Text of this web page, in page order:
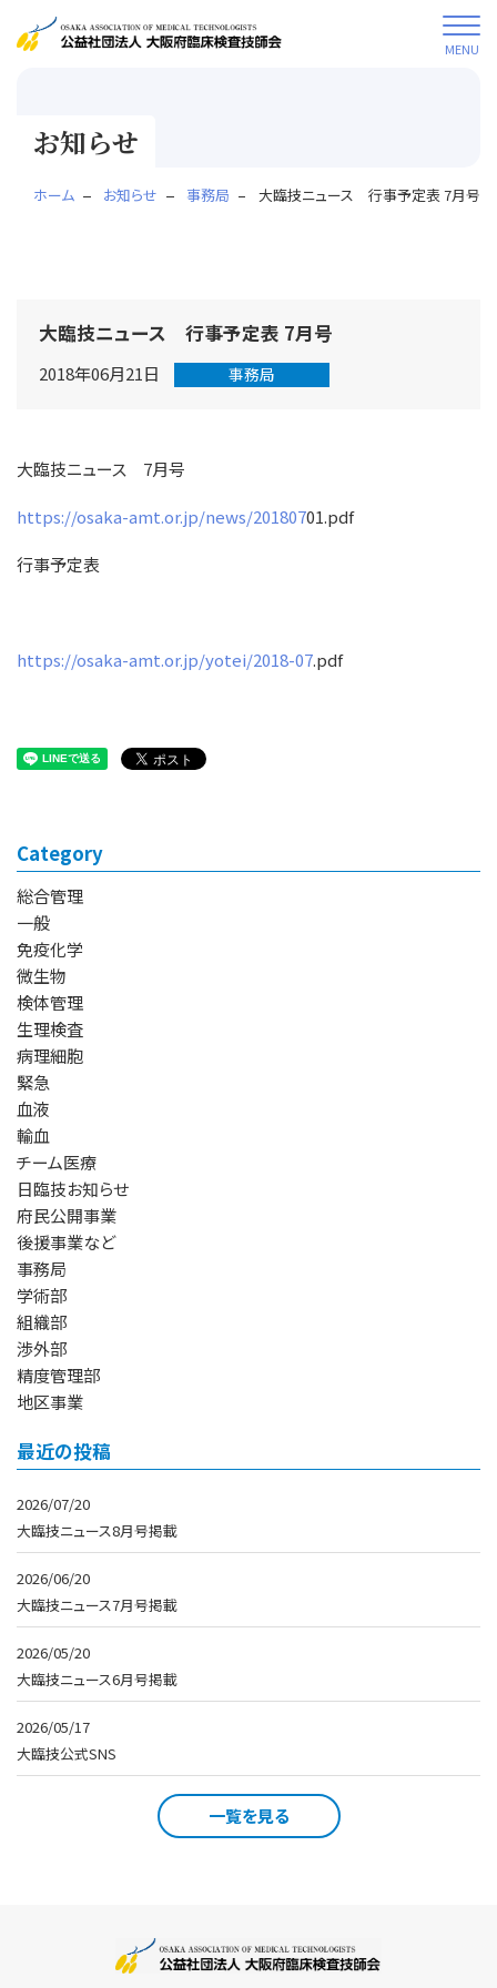
MENU
お知らせ
ホーム お知らせ 事務局 大臨技ニュース 行事予定表 7月号
大臨技ニュース 行事予定表 7月号
2018年06月21日 事務局
大臨技ニュース 7月号
https://osaka-amt.or.jp/news/20180701.pdf
行事予定表
https://osaka-amt.or.jp/yotei/2018-07.pdf
Category
総合管理
一般
免疫化学
微生物
検体管理
生理検査
病理細胞
緊急
血液
輸血
チーム医療
日臨技お知らせ
府民公開事業
後援事業など
事務局
学術部
組織部
渉外部
精度管理部
地区事業
最近の投稿
2026/07/20
大臨技ニュース8月号掲載
2026/06/20
大臨技ニュース7月号掲載
2026/05/20
大臨技ニュース6月号掲載
2026/05/17
大臨技公式SNS
一覧を見る